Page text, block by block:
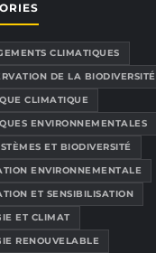
CLIMATIQUES
DE LA BIODIVERSITÉ
CLIMATIQUE
ENVIRONNEMENTALES
ET BIODIVERSITÉ
ENVIRONNEMENTALE
ET SENSIBILISATION
ET CLIMAT
RENOUVELABLE